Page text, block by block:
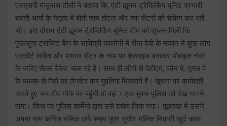
एसएसपी मंजूनाथ टीसी ने बताया कि, एंटी ह्यूमन ट्रैफिकिंग यूनिट प्रभारी
बसंती आर्या के नेतृत्व में बीती शाम होटल और स्पा सेंटरों की चेकिंग कर रही
थी। इस दौरान एंटी ह्यूमन टै्रफिकिंग यूनिट टीम को सूचना मिली कि
फुलसुंगा ट्रांजिट कैंप के सावित्री कालोनी में रीना देवी के मकान में कुछ लोग
एस्कॉर्ट सर्विस और मसाज सेंटर के नाम पर वेबसाइड बनाकर मोबाइल नंबर
के जरिए सैक्स रैकेट चला रहे है। साथ ही लोगों से पेटीएम, फोन पे, गूगल पे
के माध्यम से पैसों का लेनदेन कर युवतियां भिजवाते हैं। सूचना पर कार्यवाही
करते हुए जब टीम मौके पर पहुंची तो वहंा एक युवक पुलिस को देख भागने
लगा। जिस पर पुलिस कर्मियों द्वारा उसे दबोच लिया गया। पूछताछ में उसने
अपना नाम अनिल मलिक उर्फ श्याम पुत्र सुधीर मलिक निवासी खुर्द कला